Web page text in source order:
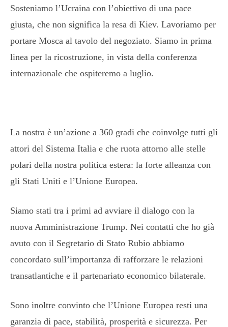
Sosteniamo l’Ucraina con l’obiettivo di una pace
giusta, che non significa la resa di Kiev. Lavoriamo per
portare Mosca al tavolo del negoziato. Siamo in prima
linea per la ricostruzione, in vista della conferenza
internazionale che ospiteremo a luglio.
La nostra è un’azione a 360 gradi che coinvolge tutti gli
attori del Sistema Italia e che ruota attorno alle stelle
polari della nostra politica estera: la forte alleanza con
gli Stati Uniti e l’Unione Europea.
Siamo stati tra i primi ad avviare il dialogo con la
nuova Amministrazione Trump. Nei contatti che ho già
avuto con il Segretario di Stato Rubio abbiamo
concordato sull’importanza di rafforzare le relazioni
transatlantiche e il partenariato economico bilaterale.
Sono inoltre convinto che l’Unione Europea resti una
garanzia di pace, stabilità, prosperità e sicurezza. Per